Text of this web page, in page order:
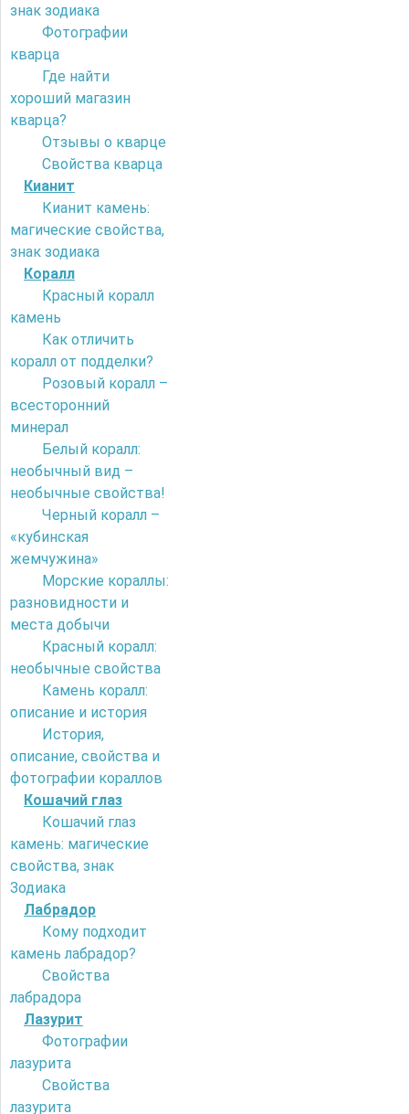
знак зодиака
Фотографии
кварца
Где найти
хороший магазин
кварца?
Отзывы о кварце
Свойства кварца
Кианит
Кианит камень:
магические свойства,
знак зодиака
Коралл
Красный коралл
камень
Как отличить
коралл от подделки?
Розовый коралл –
всесторонний
минерал
Белый коралл:
необычный вид –
необычные свойства!
Черный коралл –
«кубинская
жемчужина»
Морские кораллы:
разновидности и
места добычи
Красный коралл:
необычные свойства
Камень коралл:
описание и история
История,
описание, свойства и
фотографии кораллов
Кошачий глаз
Кошачий глаз
камень: магические
свойства, знак
Зодиака
Лабрадор
Кому подходит
камень лабрадор?
Свойства
лабрадора
Лазурит
Фотографии
лазурита
Свойства
лазурита